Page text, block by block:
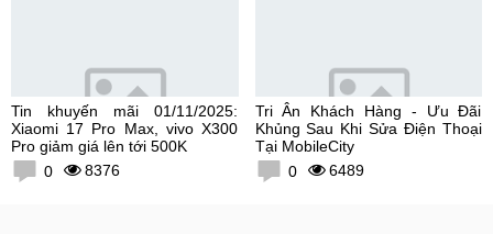
Tin khuyến mãi 01/11/2025:
Xiaomi 17 Pro Max, vivo X300
Pro giảm giá lên tới 500K
0
8376
Tri Ân Khách Hàng - Ưu Đãi
Khủng Sau Khi Sửa Điện Thoại
Tại MobileCity
0
6489